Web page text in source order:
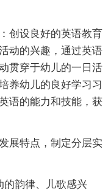
创设良好的英语教育
动的兴趣，通过英语
贯穿于幼儿的一日活
养幼儿的良好学习习
语的能力和技能，获
展特点，制定分层实
的韵律、儿歌感兴